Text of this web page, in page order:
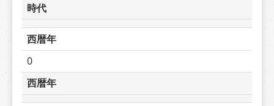
時代
西暦年
0
西暦年